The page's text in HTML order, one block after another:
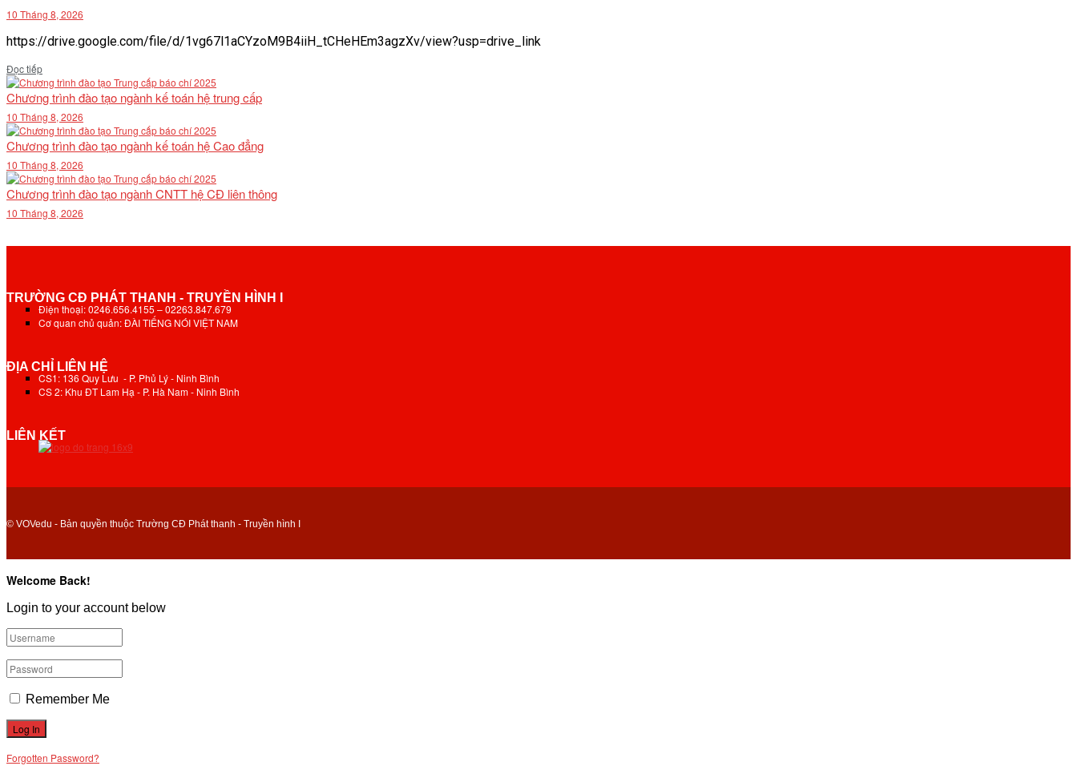
10 Tháng 8, 2026
https://drive.google.com/file/d/1vg67l1aCYzoM9B4iiH_tCHeHEm3agzXv/view?usp=drive_link
Đọc tiếpDetails
Chương trình đào tạo ngành kế toán hệ trung cấp
10 Tháng 8, 2026
Chương trình đào tạo ngành kế toán hệ Cao đẳng
10 Tháng 8, 2026
Chương trình đào tạo ngành CNTT hệ CĐ liên thông
10 Tháng 8, 2026
TRƯỜNG CĐ PHÁT THANH - TRUYỀN HÌNH I
Điện thoại: 0246.656.4155 – 02263.847.679
Cơ quan chủ quản: ĐÀI TIẾNG NÓI VIỆT NAM
ĐỊA CHỈ LIÊN HỆ
CS1: 136 Quy Lưu - P. Phủ Lý - Ninh Bình
CS 2: Khu ĐT Lam Hạ - P. Hà Nam - Ninh Bình
LIÊN KẾT
© VOVedu - Bản quyền thuộc Trường CĐ Phát thanh - Truyền hình I
Welcome Back!
Login to your account below
Remember Me
Forgotten Password?